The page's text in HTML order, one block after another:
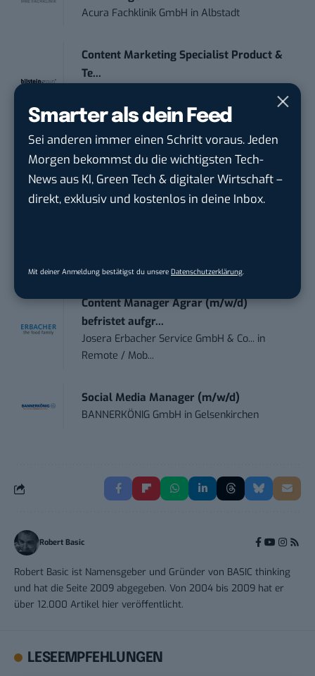
Smarter als dein Feed
Sei anderen immer einen Schritt voraus. Jeden
Morgen bekommst du die wichtigsten Tech-
News aus KI, Green Tech & digitaler Wirtschaft –
direkt, exklusiv und kostenlos in deine Inbox.
Mit deiner Anmeldung bestätigst du unsere Datenschutzerklärung.
Acura Fachklinik GmbH inAlbstadt
Content Marketing Specialist Product &
Te...
Ennepetal
(m/w/...
Instaffo GmbHinKarlsruhe
Content Manager Agrar (m/w/d)
befristet aufgr...
Josera Erbacher Service GmbH & Co... in
Remote / Mob...
Social Media Manager (m/w/d)
BANNERKÖNIG GmbH in Gelsenkirchen
Robert Basic
Robert Basic ist Namensgeber und Gründer von BASIC thinking
und hat die Seite 2009 abgegeben. Von 2004 bis 2009 hat er
über 12.000 Artikel hier veröffentlicht.
LESEEMPFEHLUNGEN